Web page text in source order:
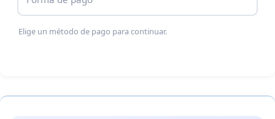
artículos 33, 38, 39 y 92 de la Ley 1801 de 2016, que
establecen sanciones para comportamientos que
Elige un método de pago para continuar.